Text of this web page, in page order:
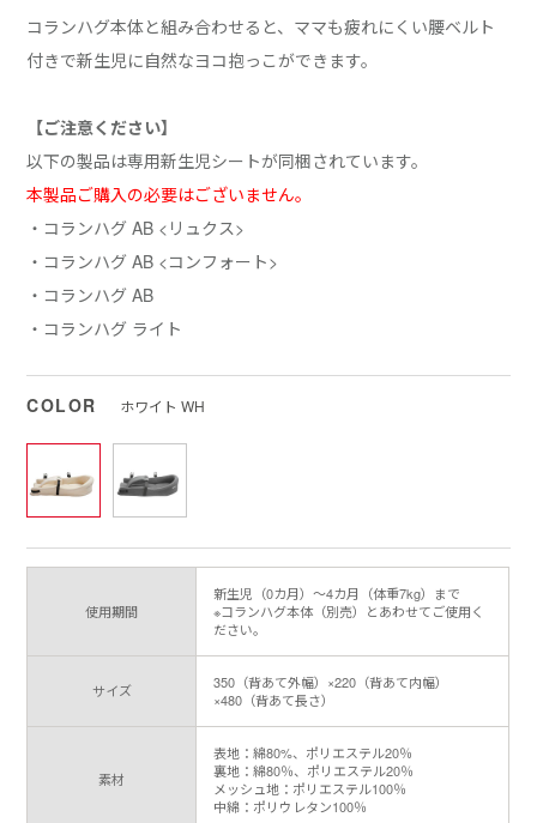
コランハグ本体と組み合わせると、ママも疲れにくい腰ベルト
付きで新生児に自然なヨコ抱っこができます。
【ご注意ください】
以下の製品は専用新生児シートが同梱されています。
本製品ご購入の必要はございません。
・コランハグ AB <リュクス>
・コランハグ AB <コンフォート>
・コランハグ AB
・コランハグ ライト
COLOR ホワイト WH
使用期間
新生児（0カ月）～4カ月（体重7kg）まで
※コランハグ本体（別売）とあわせてご使用く
ださい。
サイズ
350（背あて外幅）×220（背あて内幅）
×480（背あて長さ）
素材
表地：綿80%、ポリエステル20％
裏地：綿80％、ポリエステル20％
メッシュ地：ポリエステル100％
中綿：ポリウレタン100％